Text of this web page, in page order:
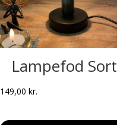
Lampefod Sort
149,00 kr.